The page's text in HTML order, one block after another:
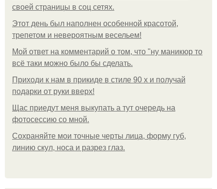
своей страницы в соц сетях.
Этот день был наполнен особенной красотой,
трепетом и невероятным весельем!
Мой ответ на комментарий о том, что "ну маникюр то
всё таки можно было бы сделать.
Приходи к нам в прикиде в стиле 90 х и получай
подарки от руки вверх!
Щас приедут меня выкупать а тут очередь на
фотосессию со мной.
Сохраняйте мои точные черты лица, форму губ,
линию скул, носа и разрез глаз.